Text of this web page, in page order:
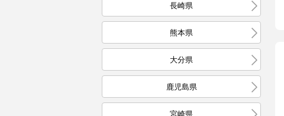
長崎県
熊本県
大分県
鹿児島県
宮崎県